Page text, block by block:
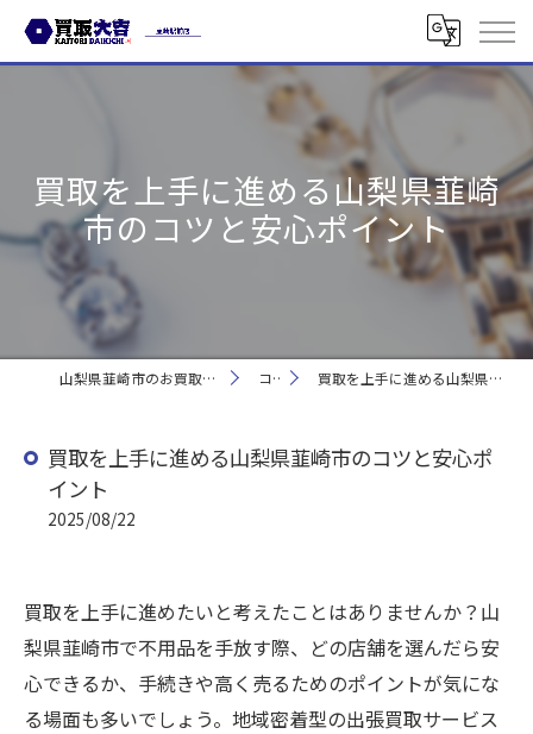
買取を上手に進める山梨県韮崎
市のコツと安心ポイント
山梨県韮崎市のお買取なら買取大吉 韮崎駅前店 コラム 買取を上手に進める山梨県韮崎市のコツと安心ポイント
買取を上手に進める山梨県韮崎市のコツと安心ポ
イント
2025/08/22
買取を上手に進めたいと考えたことはありませんか？山
梨県韮崎市で不用品を手放す際、どの店舗を選んだら安
心できるか、手続きや高く売るためのポイントが気にな
る場面も多いでしょう。地域密着型の出張買取サービス